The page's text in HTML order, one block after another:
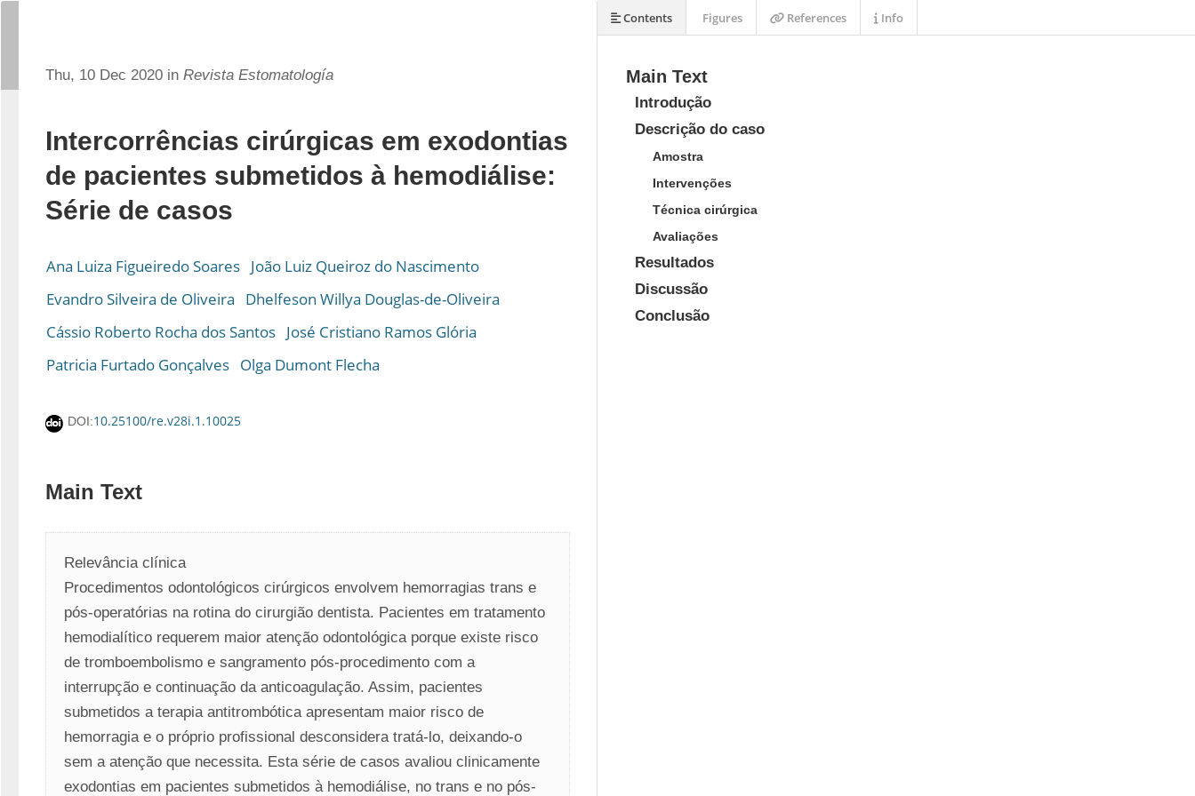
Thu, 10 Dec 2020 in Revista Estomatología
Intercorrências cirúrgicas em exodontias
de pacientes submetidos à hemodiálise:
Série de casos
Ana Luiza Figueiredo Soares João Luiz Queiroz do Nascimento
Evandro Silveira de Oliveira
Dhelfeson Willya Douglas-de-Oliveira
Cássio Roberto Rocha dos Santos José Cristiano Ramos Glória
Patricia Furtado Gonçalves Olga Dumont Flecha
DOI:10.25100/re.v28i.1.10025
Main Text
Relevância clínica
Procedimentos odontológicos cirúrgicos envolvem hemorragias trans e
pós-operatórias na rotina do cirurgião dentista. Pacientes em tratamento
hemodialítico requerem maior atenção odontológica porque existe risco
de tromboembolismo e sangramento pós-procedimento com a
interrupção e continuação da anticoagulação. Assim, pacientes
submetidos a terapia antitrombótica apresentam maior risco de
hemorragia e o próprio profissional desconsidera tratá-lo, deixando-o
sem a atenção que necessita. Esta série de casos avaliou clinicamente
exodontias em pacientes submetidos à hemodiálise, no trans e no pós-
Main Text
Introdução
Descrição do caso
Amostra
Intervenções
Técnica cirúrgica
Avaliações
Resultados
Discussão
Conclusão
Contents Figures References Info